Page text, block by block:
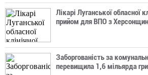
Лікарі Луганської обласної
прийом для ВПО з
Заборгованість за
перевищила 1,6 мільярда